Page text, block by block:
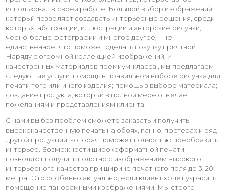
использовал в своей работе. Большой выбор изображений,
который позволяет создавать интерьерные решения, среди
которых: абстракции, иллюстрации и авторские рисунки,
черно-белые фотографии и многое другое, – не
единственное, что поможет сделать покупку приятной.
Наряду с огромной коллекцией изображений, и
качественных материалов премиум-класса , мы предлагаем
следующие услуги: помощь в правильном выборе рисунка для
печати того или иного изделия; помощь в выборе материала;
создание продукта, который в полной мере отвечает
пожеланиям и представлениям клиента.
С нами вы без проблем сможете заказать и получить
высококачественную печать на обоях, панно, постерах и ряд
другой продукции, которая поможет полностью преобразить
интерьер. Возможности широкоформатной печати
позволяют получить полотно с изображением высокого
интерьерного качества при ширине печатного поля до 3, 20
метра . Это особенно актуально, если клиент хочет украсить
помещение панорамными изображениями. Мы строго